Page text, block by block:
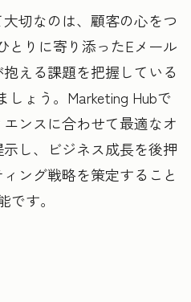
切なのは、顧客の心をつ
とりに寄り添ったEメール
える課題を把握している
ょう。 Marketing Hubで
ンスに合わせて最適なオ
し、ビジネス成長を後押
ング戦略を策定すること
です。